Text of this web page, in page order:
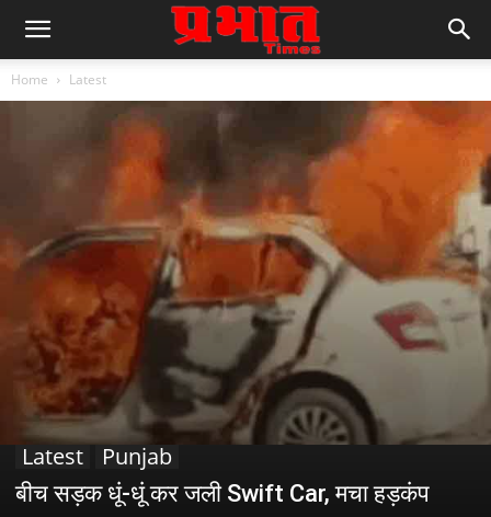
Home Latest
Latest Punjab
बीच सड़क धूं-धूं कर जली Swift Car, मचा हड़कंप